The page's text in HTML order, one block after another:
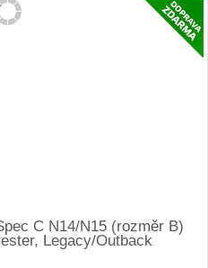
C N14/N15 (rozměr B)
Legacy/Outback